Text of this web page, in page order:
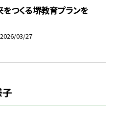
くる堺教育プランを
2026/03/27
子